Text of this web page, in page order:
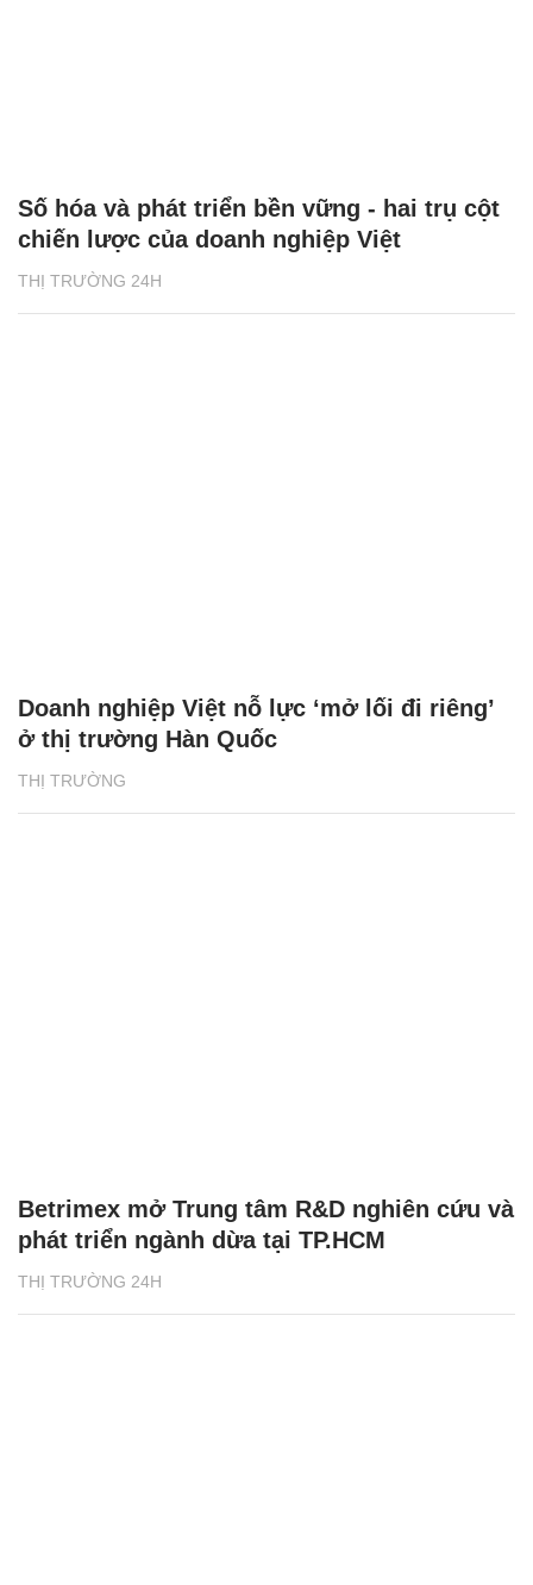
THỊ TRƯỜNG 24H
Số hóa và phát triển bền vững - hai trụ cột
chiến lược của doanh nghiệp Việt
THỊ TRƯỜNG
Doanh nghiệp Việt nỗ lực ‘mở lối đi riêng’
ở thị trường Hàn Quốc
THỊ TRƯỜNG 24H
Betrimex mở Trung tâm R&D nghiên cứu và
phát triển ngành dừa tại TP.HCM